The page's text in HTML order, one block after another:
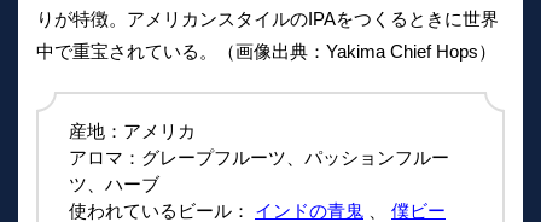
りが特徴。アメリカンスタイルのIPAをつくるときに世界
中で重宝されている。（画像出典：Yakima Chief Hops）
産地：アメリカ
アロマ：グレープフルーツ、パッションフルー
ツ、ハーブ
使われているビール： インドの青鬼
僕ビー